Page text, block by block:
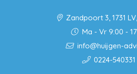
Zandpoort 3, 1731
Ma - Vr 9:00 -
info@huijgen-
0224-540331